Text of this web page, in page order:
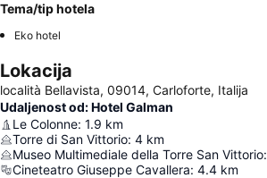
Tema/tip hotela
Eko hotel
Lokacija
località Bellavista, 09014, Carloforte, Italija
Udaljenost od: Hotel Galman
Le Colonne: 1.9 km
Torre di San Vittorio: 4 km
Museo Multimediale della Torre San Vittorio:
Cineteatro Giuseppe Cavallera: 4.4 km